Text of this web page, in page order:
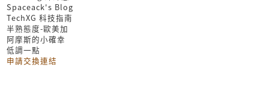
Spaceack's Blog
TechXG 科技指南
半熟態度-歐美加
阿摩斯的小確幸
低調一點
申請交換連結